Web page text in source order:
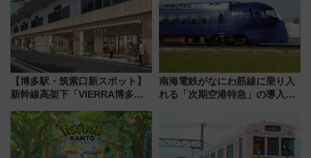
【博多駅・筑紫口新スポット】
新幹線高架下「VIERRA博多テ
など注目の全6店舗 「博多活憩
通り」も一新
南海電鉄がなにわ筋線に乗り入
れる「次期空港特急」の導入を